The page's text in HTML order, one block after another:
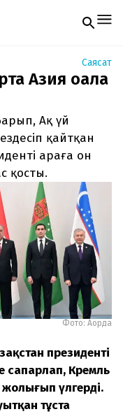
нөмір
Тек email
Саясат
Азия оңала
Ақ үй
қайтқан
араға он
қосты.
Фото: Ақорда
президенті
сапарлап, Кремль
үлгерді.
тұста